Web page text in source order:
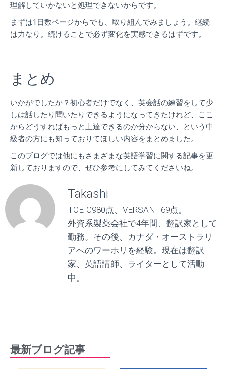
理解していかないと処理できないからです。
まずは1日数ページからでも、取り組んでみましょう。継続
は力なり。 続けることで必ず変化を実感できるはずです。
まとめ
いかがでしたか？初心者だけでなく、英会話の練習をして少
しは話したり聞いたりできるようになってきたけれど、ここ
からどうすればもっと上達できるのか分からない、という中
級者の方にも知っておりてほしい内容をまとめました。
このブログでは他にもさまざまな英語学習に関する記事を更
新しておりますので、ぜひ参考にしてみてくださいね。
Takashi
TOEIC980点、VERSANT69点。
外資系製薬会社で4年間、翻訳家として
勤務。その後、カナダ・オーストラリ
アへのワーホリを経験。現在は翻訳
家、英語講師、ライターとして活動
中。
最新ブログ記事